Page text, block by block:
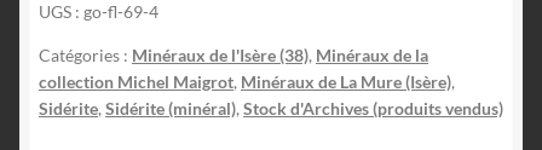
UGS : go-fl-69-4
Catégories : Minéraux de l'Isère (38), Minéraux de la
collection Michel Maigrot, Minéraux de La Mure (Isère),
Sidérite, Sidérite (minéral), Stock d'Archives (produits vendus)